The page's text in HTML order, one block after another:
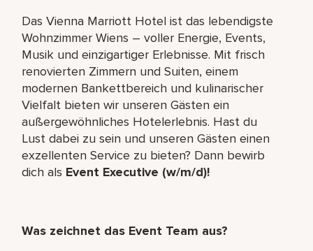
Das Vienna Marriott Hotel ist das lebendigste
Wohnzimmer Wiens – voller Energie, Events,
Musik und einzigartiger Erlebnisse. Mit frisch
renovierten Zimmern und Suiten, einem
modernen Bankettbereich und kulinarischer
Vielfalt bieten wir unseren Gästen ein
außergewöhnliches Hotelerlebnis. Hast du
Lust dabei zu sein und unseren Gästen einen
exzellenten Service zu bieten? Dann bewirb
dich als Event Executive (w/m/d)!
Was zeichnet das Event Team aus?